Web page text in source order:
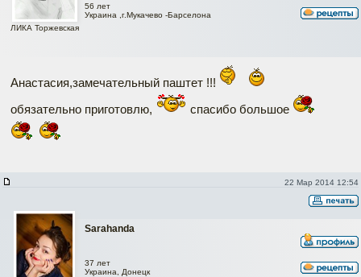
ЛИКА Торжевская
56 лет
Украина ,г.Мукачево -Барселона
Анастасия,замечательный паштет !!!
обязательно приготовлю,
спасибо большое
22 Мар 2014 12:54
Sarahanda
37 лет
Украина, Донецк